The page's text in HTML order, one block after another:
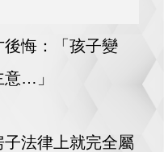
悔：「孩子變
意…」
法律上就完全屬